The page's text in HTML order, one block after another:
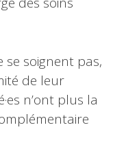
se soignent pas,
de leur
n’ont plus la